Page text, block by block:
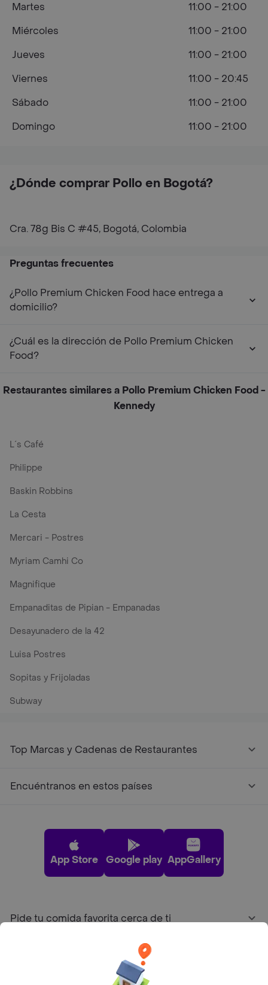
¿Dónde comprar Pollo en Bogotá?
Cra. 78g Bis C #45, Bogotá, Colombia
Martes
11:00 - 21:00
Miércoles
11:00 - 21:00
Jueves
11:00 - 21:00
Viernes
11:00 - 20:45
Sábado
11:00 - 21:00
Domingo
11:00 - 21:00
Preguntas frecuentes
¿Pollo Premium Chicken Food hace entrega a
domicilio?
¿Cuál es la dirección de Pollo Premium Chicken
Food?
Restaurantes similares a Pollo Premium Chicken Food -
Kennedy
L´s Café
Philippe
Baskin Robbins
La Cesta
Mercari - Postres
Myriam Camhi Co
Magnifique
Empanaditas de Pipian - Empanadas
Desayunadero de la 42
Luisa Postres
Sopitas y Frijoladas
Subway
Top Marcas y Cadenas de Restaurantes
Encuéntranos en estos países
App Store Google play AppGallery
Pide tu comida favorita cerca de ti